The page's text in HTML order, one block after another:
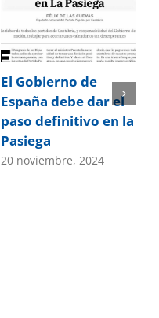
El Gobierno de
España debe dar el
paso definitivo en la
Pasiega
20 noviembre, 2024